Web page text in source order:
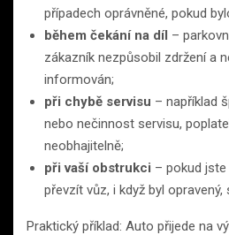
případech oprávněné, pokud
během čekání na díl –
zákazník nezpůsobil zdržení a
informován;
při chybě servisu – například
nebo nečinnost servisu,
neobhajitelně;
při vaší obstrukci – pokud
převzít vůz, i když byl
Praktický příklad: Auto přijede na